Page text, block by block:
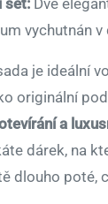
set: Dvě
vychutnán
je ideální
originální
a
dárek, na
dlouho poté,